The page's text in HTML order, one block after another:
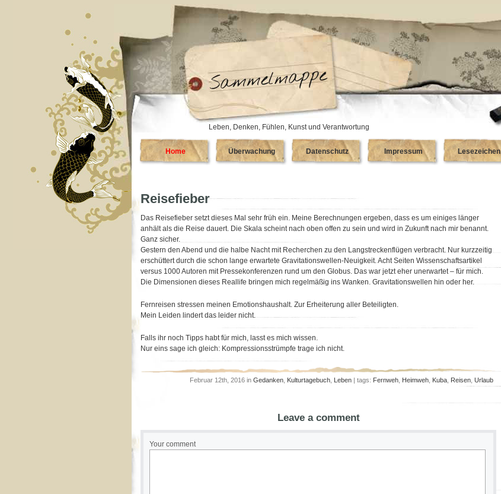
Leben, Denken, Fühlen, Kunst und Verantwortung
Home Überwachung Datenschutz Impressum Lesezeichen
Reisefieber
Das Reisefieber setzt dieses Mal sehr früh ein. Meine Berechnungen ergeben, dass es um einiges länger
anhält als die Reise dauert. Die Skala scheint nach oben offen zu sein und wird in Zukunft nach mir benannt.
Ganz sicher.
Gestern den Abend und die halbe Nacht mit Recherchen zu den Langstreckenflügen verbracht. Nur kurzzeitig
erschüttert durch die schon lange erwartete Gravitationswellen-Neuigkeit. Acht Seiten Wissenschaftsartikel
versus 1000 Autoren mit Pressekonferenzen rund um den Globus. Das war jetzt eher unerwartet – für mich.
Die Dimensionen dieses Reallife bringen mich regelmäßig ins Wanken. Gravitationswellen hin oder her.
Fernreisen stressen meinen Emotionshaushalt. Zur Erheiterung aller Beteiligten.
Mein Leiden lindert das leider nicht.
Falls ihr noch Tipps habt für mich, lasst es mich wissen.
Nur eins sage ich gleich: Kompressionsstrümpfe trage ich nicht.
Februar 12th, 2016 in Gedanken Kulturtagebuch Leben | tags: Fernweh Heimweh Kuba Reisen Urlaub
Leave a comment
Your comment